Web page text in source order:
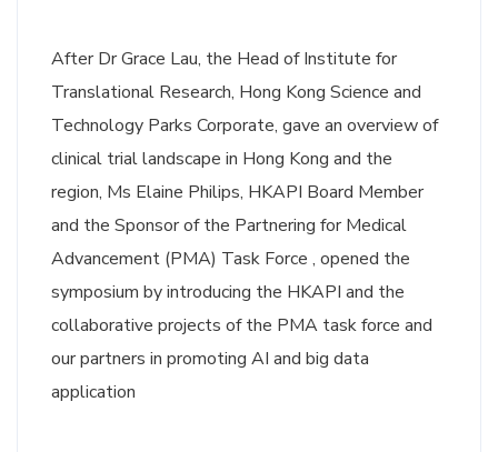
After Dr Grace Lau, the Head of Institute for
Translational Research, Hong Kong Science and
Technology Parks Corporate, gave an overview of
clinical trial landscape in Hong Kong and the
region, Ms Elaine Philips, HKAPI Board Member
and the Sponsor of the Partnering for Medical
Advancement (PMA) Task Force , opened the
symposium by introducing the HKAPI and the
collaborative projects of the PMA task force and
our partners in promoting AI and big data
application